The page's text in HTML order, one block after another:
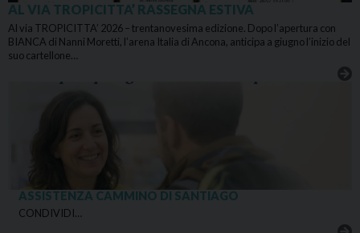
AL VIA TROPICITTA’ RASSEGNA ESTIVA
Al via TROPICITTA’ 2026 – trentanovesima edizione. Dopo l’apertura con
BIANCA di Nanni Moretti, l’arena Italia di Ancona, anticipa a giugno l’inizio del
suo cartellone…
ASSISTENZA CAMMINO DI SANTIAGO
CONDIVIDI…